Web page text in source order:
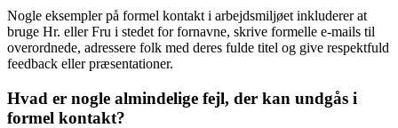
Nogle eksempler på formel kontakt i arbejdsmiljøet inkluderer at
bruge Hr. eller Fru i stedet for fornavne, skrive formelle e-mails til
overordnede, adressere folk med deres fulde titel og give respektfuld
feedback eller præsentationer.
Hvad er nogle almindelige fejl, der kan undgås i
formel kontakt?